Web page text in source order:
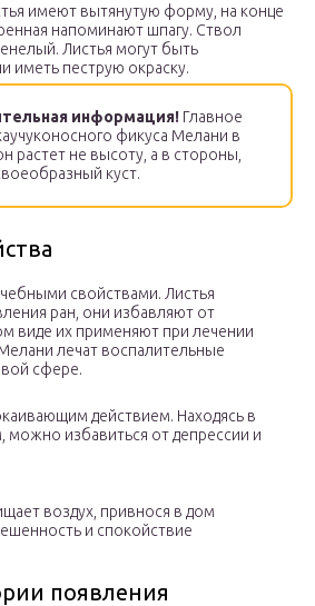
имеют вытянутую форму, на конце
напоминают шпагу. Ствол
Листья могут быть
иметь пеструю окраску.
информация! Главное
фикуса Мелани в
растет не высоту, а в стороны,
куст.
свойствами. Листья
ран, они избавляют от
виде их применяют при лечении
лечат воспалительные
сфере.
действием. Находясь в
избавиться от депрессии и
воздух, привнося в дом
и спокойствие
появления